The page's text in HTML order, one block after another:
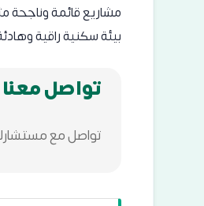
مشاريع قائمة وناجحة
بيئة سكنية راقية
تواصل معنا
تواصل مع